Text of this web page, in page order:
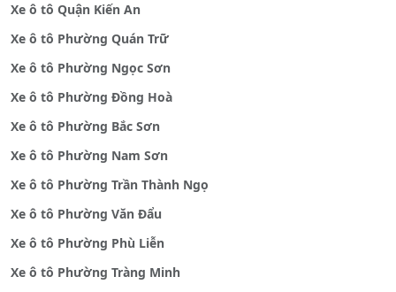
Xe ô tô Quận Kiến An
Xe ô tô Phường Quán Trữ
Xe ô tô Phường Ngọc Sơn
Xe ô tô Phường Đồng Hoà
Xe ô tô Phường Bắc Sơn
Xe ô tô Phường Nam Sơn
Xe ô tô Phường Trần Thành Ngọ
Xe ô tô Phường Văn Đẩu
Xe ô tô Phường Phù Liễn
Xe ô tô Phường Tràng Minh